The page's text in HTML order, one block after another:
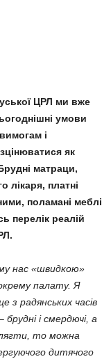
ЦРЛ ми вже
умови
і
як
матраци,
лікаря, платні
поламані меблі
перелік реалій
нас «швидкою»
окрему палату. Я
з радянських часів
і смердючі, а
лягти, то можна
дитячого